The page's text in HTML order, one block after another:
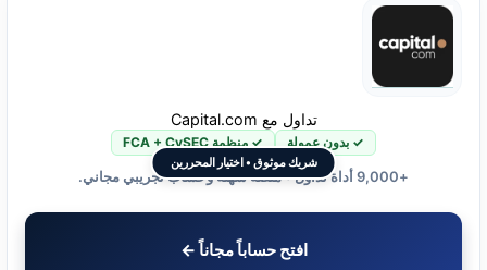
شريك موثوق • اختيار المحررين
تداول مع Capital.com
✓ بدون عمولة ✓ منظمة FCA + CySEC
+9,000 أداة تداول • منصة سهلة وحساب تجريبي مجاني.
افتح حساباً مجاناً ←